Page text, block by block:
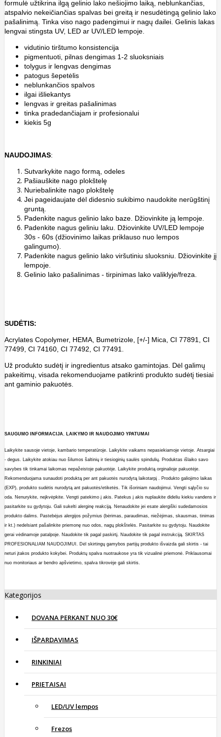
formulė užtikrina ilgą gelinio lako nešiojimo laiką, neblunkančias,
atspalvio nekeičiančias spalvas bei greitą ir nesudėtingą gelinio lako
pašalinimą. Tinka viso nago padengimui ir nagų dailei. Gelinis lakas
lengvai stingsta UV, LED ar UV/LED lempoje.
vidutinio tirštumo konsistencija
pigmentuoti, pilnas dengimas 1-2 sluoksniais
tolygus ir lengvas dengimas
patogus šepetėlis
neblunkančios spalvos
ilgai išliekantys
lengvas ir greitas pašalinimas
tinka pradedančiajam ir profesionalui
kiekis 5g
NAUDOJIMAS:
Sutvarkykite nago formą, odeles
Pašiauškite nago plokštelę
Nuriebalinkite nago plokštelę
Jei pageidaujate dėl didesnio sukibimo naudokite nerūgštinį
gruntą.
Padenkite nagus gelinio lako baze. Džiovinkite ją lempoje.
Padenkite nagus geliniu laku. Džiovinkite UV/LED lempoje
30s - 60s (džiovinimo laikas priklauso nuo lempos
galingumo).
Padenkite nagus gelinio lako viršutiniu sluoksniu. Džiovinkite jį
lempoje.
Gelinio lako pašalinimas - tirpinimas lako valiklyje/freza.
SUDĖTIS:
Acrylates Copolymer, HEMA, Bumetrizole, [+/-] Mica, CI 77891, CI
77499, CI 74160, CI 77492, CI 77491.
Už produkto sudėtį ir ingredientus atsako gamintojas. Dėl galimų
pakeitimų, visada rekomenduojame patikrinti produkto sudėtį tiesiai
ant gaminio pakuotės.
SAUGUMO INFORMACIJA, LAIKYMO IR NAUDOJIMO YPATUMAI
Laikykite sausoje vietoje, kambario temperatūroje. Laikykite vaikams nepasiekiamoje vietoje. Atsargiai
- degus. Laikykite atokiau nuo šilumos šaltinių ir tiesioginių saulės spindulių. Produktas išlaiko savo
savybes tik tinkamai laikomas nepažeistoje pakuotėje. Laikykite produktą orginalioje pakuotėje.
Rekomenduojama sunaudoti produktą per ant pakuotės nurodytą laikotarpį . Produkto galiojimo laikas
(EXP), produkto sudėtis nurodytą ant pakuotės/etiketės. Tik išoriniam naudojimui. Vengti sąlyčio su
oda. Nenurykite, neįkvėpkite. Vengti patekimo į akis. Patekus į akis nuplaukite dideliu kiekiu vandens ir
pasitarkite su gydytoju. Gali sukelti alerginę reakciją. Nenaudokite jei esate alergiški sudedamosios
produkto dalims. Pastebėjus alergijos požymius (bėrimas, paraudimas, niežėjimas, skausmas, tinimas
ir kt.) nedelsiant pašalinkite priemonę nuo odos, nagų plokštelės. Pasitarkite su gydytoju. Naudokite
gerai vėdinamoje patalpoje. Naudokite tik pagal paskirtį. Naudokite tik pagal instrukciją. SKIRTAS
PROFESIONALIAM NAUDOJIMUI. Dėl skirtingų gamybos partijų produkto išvaizda gali skirtis - tai
neturi įtakos produkto kokybei. Produktų spalva nuotraukose yra tik vizualinė priemonė. Priklausomai
nuo monitoriaus ar bendro apšvietimo, spalva tikrovėje gali skirtis.
Kategorijos
DOVANA PERKANT NUO 30€
IŠPARDAVIMAS
RINKINIAI
PRIETAISAI
LED/UV lempos
Frezos